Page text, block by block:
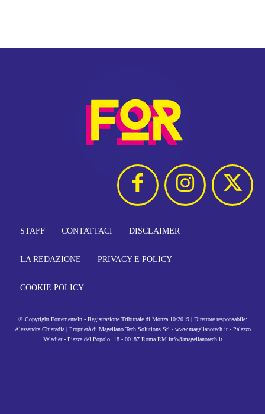
STAFF CONTATTACI DISCLAIMER
LA REDAZIONE PRIVACY E POLICY
COOKIE POLICY
© Copyright FortementeIn - Registrazione Tribunale di Monza 10/2019 | Direttore responsabile:
Alessandra Chiaradia | Proprietà di Magellano Tech Solutions Srl - www.magellanotech.it - Palazzo
Valadier - Piazza del Popolo, 18 - 00187 Roma RM info@magellanotech.it